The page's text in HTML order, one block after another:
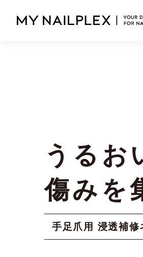
うるお
傷みを
手足爪用 浸透補修